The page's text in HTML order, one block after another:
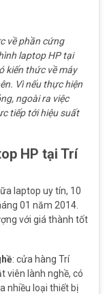
về phần cứng
laptop HP tại
kiến thức về máy
Vì nếu thực hiện
ngoài ra việc
tiếp tới hiệu suất
HP tại Trí
laptop uy tín, 10
01 năm 2014.
với giá thành tốt
: cửa hàng Trí
viên lành nghề, có
nhiều loại thiết bị